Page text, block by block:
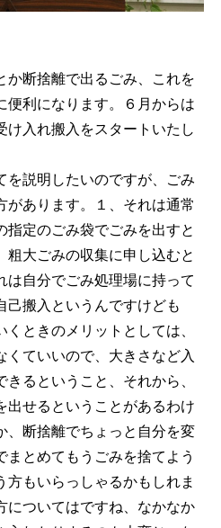
断捨離で出るごみ、これを
便利になります。６月からは
け入れ搬入をスタートいたし
説明したいのですが、ごみ
があります。１、それは通常
指定のごみ袋でごみを出すと
粗大ごみの収集に申し込むと
は自分でごみ処理場に持って
己搬入というんですけども
ときのメリットとしては、
くていいので、大きさなど入
るということ、それから、
出せるということがあるわけ
、断捨離でちょっと自分を変
まとめてもうごみを捨てよう
方もいらっしゃるかもしれま
についてはですね、なかなか